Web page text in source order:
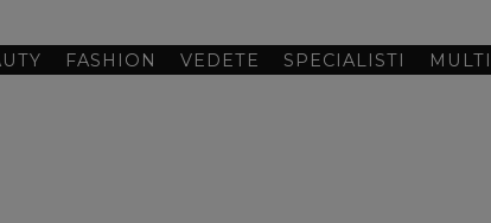
FASHION VEDETE SPECIALISTI